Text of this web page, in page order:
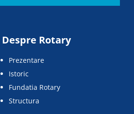
Despre Rotary
Prezentare
Istoric
Fundatia Rotary
Structura